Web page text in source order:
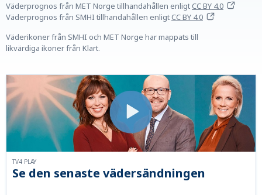
Väderprognos från MET Norge tillhandahållen enligtCC BY 4.0
Väderprognos från SMHI tillhandahållen enligtCC BY 4.0
Väderikoner från SMHI och MET Norge har mappats till
likvärdiga ikoner från Klart.
Se den senaste vädersändningen
TV4 PLAY